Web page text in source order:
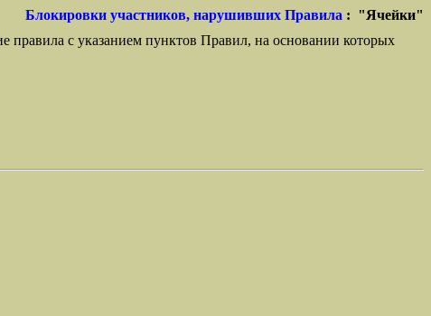
Блокировки участников, нарушивших Правила : "Ячейки"
с указанием пунктов Правил, на основании которых